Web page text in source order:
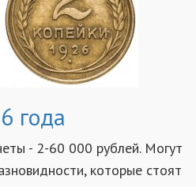
года
- 2-60 000 рублей. Могут
которые стоят